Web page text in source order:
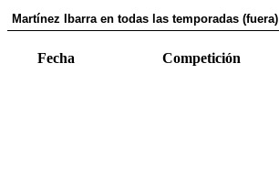
Martínez Ibarra en todas las temporadas (fuera)
Fecha Competición